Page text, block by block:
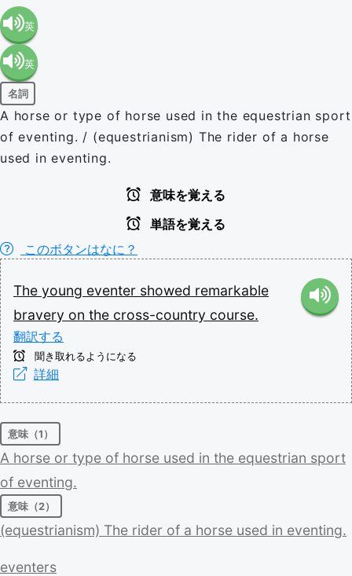
英
語（米
国）
英
語（イ
ギリ
名詞
A horse or type of horse used in the equestrian sport
of eventing. / (equestrianism) The rider of a horse
used in eventing.
意味を覚える
単語を覚える
このボタンはなに？
The young eventer showed remarkable
bravery on the cross-country course.
翻訳する
聞き取れるようになる
詳細
意味（1）
A horse or type of horse used in the equestrian sport
of eventing.
意味（2）
(equestrianism) The rider of a horse used in eventing.
eventers